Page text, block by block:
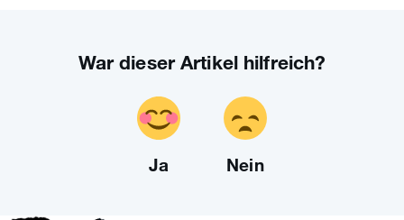
War dieser Artikel hilfreich?
Ja Nein